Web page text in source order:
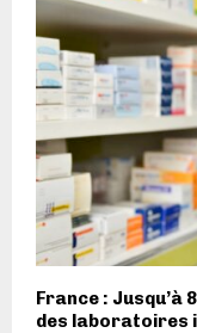
France : Jusqu’à
des laboratoires